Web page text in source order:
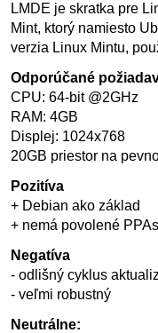
LMDE je skratka pre
Mint, ktorý namiesto
verzia Linux Mintu,
Odporúčané
CPU: 64-bit @2GHz
RAM: 4GB
Displej: 1024x768
20GB priestor na
Pozitíva
+ Debian ako základ
+ nemá povolené PPAs
Negatíva
- odlišný cyklus
- veľmi robustný
Neutrálne: